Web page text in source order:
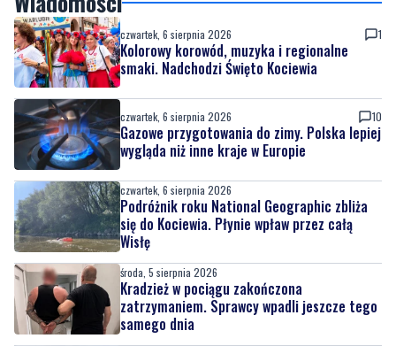
czwartek, 6 sierpnia 2026 1
Kolorowy korowód, muzyka i regionalne
smaki. Nadchodzi Święto Kociewia
czwartek, 6 sierpnia 2026 10
Gazowe przygotowania do zimy. Polska lepiej
wygląda niż inne kraje w Europie
czwartek, 6 sierpnia 2026
Podróżnik roku National Geographic zbliża
się do Kociewia. Płynie wpław przez całą
Wisłę
środa, 5 sierpnia 2026
Kradzież w pociągu zakończona
zatrzymaniem. Sprawcy wpadli jeszcze tego
samego dnia